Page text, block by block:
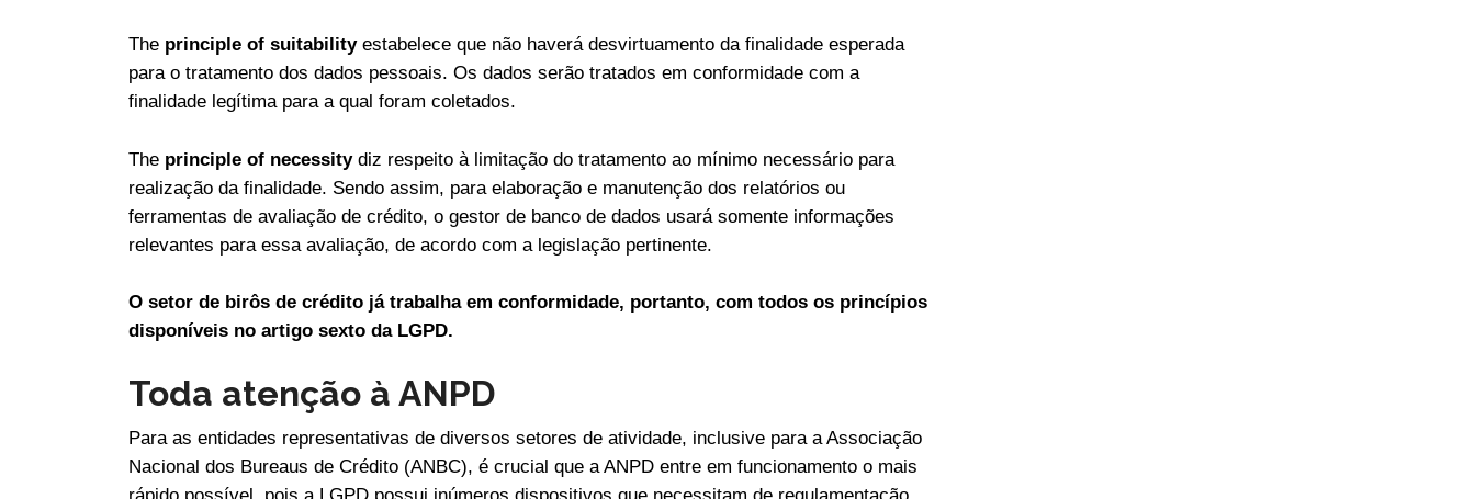
The principle of suitabilityestabelece que não haverá desvirtuamento da finalidade esperada
para o tratamento dos dados pessoais. Os dados serão tratados em conformidade com a
finalidade legítima para a qual foram coletados.
The principle of necessitydiz respeito à limitação do tratamento ao mínimo necessário para
realização da finalidade. Sendo assim, para elaboração e manutenção dos relatórios ou
ferramentas de avaliação de crédito, o gestor de banco de dados usará somente informações
relevantes para essa avaliação, de acordo com a legislação pertinente.
O setor de birôs de crédito já trabalha em conformidade, portanto, com todos os princípios
disponíveis no artigo sexto da LGPD.
Toda atenção à ANPD
Para as entidades representativas de diversos setores de atividade, inclusive para a Associação
Nacional dos Bureaus de Crédito (ANBC), é crucial que a ANPD entre em funcionamento o mais
rápido possível, pois a LGPD possui inúmeros dispositivos que necessitam de regulamentação